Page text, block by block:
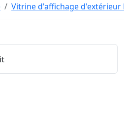
Vitrine d'affichage d'extérieur